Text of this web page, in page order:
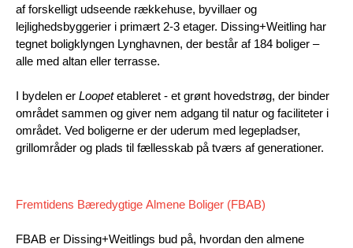
af forskelligt udseende rækkehuse, byvillaer og
lejlighedsbyggerier i primært 2-3 etager. Dissing+Weitling har
tegnet boligklyngen Lynghavnen, der består af 184 boliger –
alle med altan eller terrasse.
I bydelen er Loopetetableret - et grønt hovedstrøg, der binder
området sammen og giver nem adgang til natur og faciliteter i
området. Ved boligerne er der uderum med legepladser,
grillområder og plads til fællesskab på tværs af generationer.
Fremtidens Bæredygtige Almene Boliger (FBAB)
FBAB er Dissing+Weitlings bud på, hvordan den almene